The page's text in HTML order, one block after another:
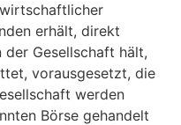
erhält, direkt
der Gesellschaft hält,
vorausgesetzt, die
werden
Börse gehandelt